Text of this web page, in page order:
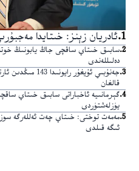
1
.ئادريان زېنز: خىتايدا
2
.سابىق خىتاي ساقچى جاڭ يابونىڭ
دەلىللەندى
3
.
جەنۇبىي ئۇيغۇر
قالغان
4
.گېرمانىيە ئاخباراتى سابىق خىتاي
يۈزلەشتۈردى
5
.مەمەت توختى: خىتاي چەت ئەللەرگە
ئىگە قىلدى